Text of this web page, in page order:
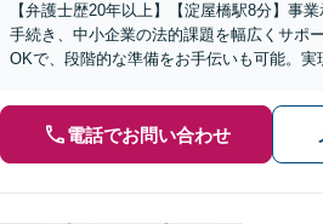
【弁護士歴20年以上】【淀屋橋駅8分】事
手続き、中小企業の法的課題を幅広くサポ
OKで、段階的な準備をお手伝いも可能。実
電話でお問い合わせ